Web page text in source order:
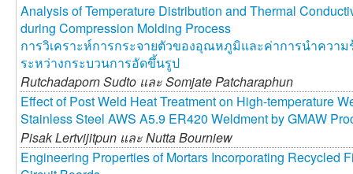
Analysis of Temperature Distribution and Thermal
during Compression Molding Process
การวิเคราะห์การกระจายตัวของอุณหภูมิและค่าการนำควา
ระหว่างกระบวนการอัดขึ้นรูป
Rutchadaporn Sudto และSomjate Patcharaphun
Effect of Post Weld Heat Treatment on High-temperature
Stainless Steel AWS A5.9 ER420 Weldment by GMAW
Pisak Lertvijitpun และNutta Bourniew
Engineering Properties of Mortars Incorporating Recycled